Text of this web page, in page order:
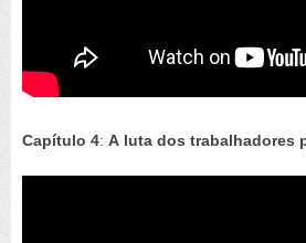
Capítulo 4: A luta dos trabalhadores